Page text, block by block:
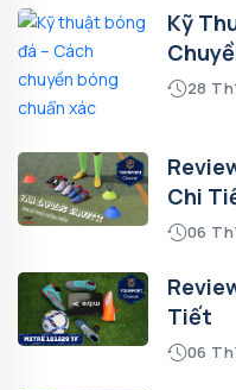
Kỹ
28
Chi
06
Tiết
06